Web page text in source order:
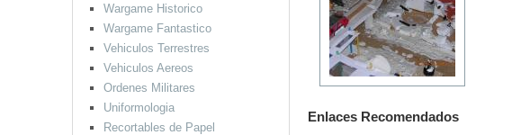
Enlaces Recomendados
Wargame Historico
Wargame Fantastico
Vehiculos Terrestres
Vehiculos Aereos
Ordenes Militares
Uniformologia
Recortables de Papel